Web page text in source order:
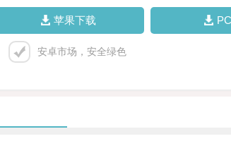
苹果下载
安卓市场，安全绿色